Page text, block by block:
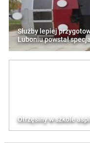
Służby lepiej
Luboniu powstał
Otrzęsiny w szkole